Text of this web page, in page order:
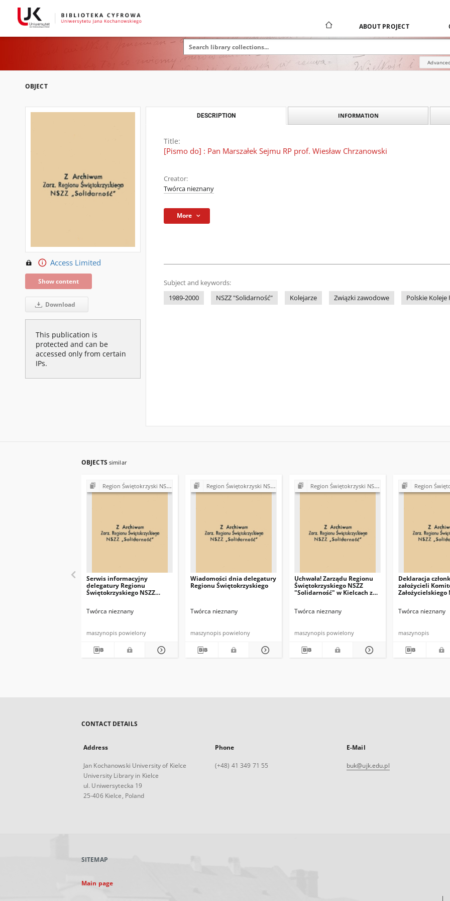
ABOUT PROJECT
OBJECT
Access Limited
Show content
Download
This publication is
protected and can be
accessed only from certain
IPs.
DESCRIPTION INFORMATION
Title:
[Pismo do] : Pan Marszałek Sejmu RP prof. Wiesław Chrzanowski
Creator:
Twórca nieznany
More
Subject and keywords:
1989-2000
NSZZ "Solidarność" Kolejarze Związki zawodowe Polskie Koleje
OBJECTS similar
Region Świętokrzyski NSZZ "Solidarność". Delegatura Starachowice
Serwis informacyjny
delegatury Regionu
Świętokrzyskiego NSZZ
Twórca nieznany
maszynopis powielony
Region Świętokrzyski NSZZ "Solidarność". Delegatura Starachowice
Wiadomości dnia delegatury
Regionu Świętokrzyskiego
Twórca nieznany
maszynopis powielony
Region Świętokrzyski NSZZ "Solidarność". Delegatura Starachowice
Uchwała! Zarządu Regionu
Świętokrzyskiego NSZZ
"Solidarność" w Kielcach z
Twórca nieznany
maszynopis powielony
Region Świętokrzyski NSZZ
Deklaracja
założycieli
Założycielskiego
Twórca nieznany
maszynopis
CONTACT DETAILS
Address
Jan Kochanowski University of Kielce
University Library in Kielce
ul. Uniwersytecka 19
25-406 Kielce, Poland
Phone
(+48) 41 349 71 55
E-Mail
buk@ujk.edu.pl
SITEMAP
Main page